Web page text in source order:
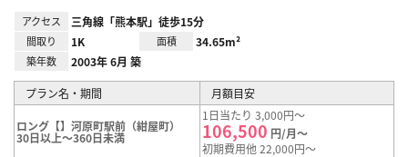
アクセス 三角線「熊本駅」徒歩15分
間取り 1K 面積 34.65m²
築年数 2003年 6月 築
プラン名・期間 月額目安
ロング【】河原町駅前（紺屋町）
30日以上～360日未満
1日当たり 3,000円～
106,500 円/月～
初期費用他 22,000円～